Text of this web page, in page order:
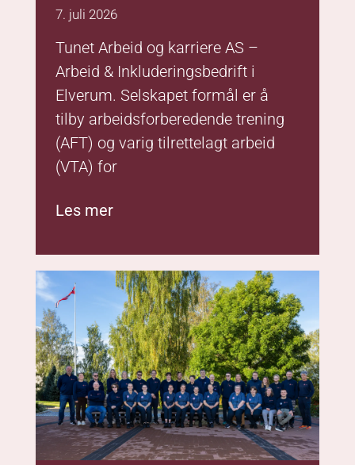
7. juli 2026
Tunet Arbeid og karriere AS –
Arbeid & Inkluderingsbedrift i
Elverum. Selskapet formål er å
tilby arbeidsforberedende trening
(AFT) og varig tilrettelagt arbeid
(VTA) for
Les mer